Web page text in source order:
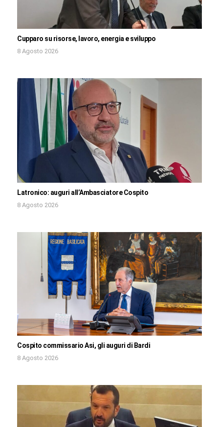
Cupparo su risorse, lavoro, energia e sviluppo
8 Agosto 2026
Latronico: auguri all’Ambasciatore Cospito
8 Agosto 2026
Cospito commissario Asi, gli auguri di Bardi
8 Agosto 2026